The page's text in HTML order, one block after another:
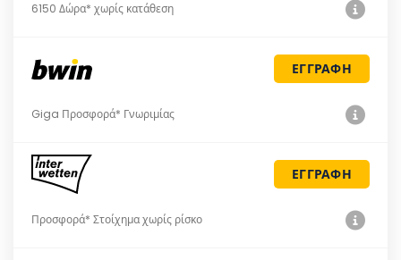
6150 Δώρα* χωρίς κατάθεση
ΕΓΓΡΑΦΗ
Giga Προσφορά* Γνωριμίας
ΕΓΓΡΑΦΗ
Προσφορά* Στοίχημα χωρίς ρίσκο